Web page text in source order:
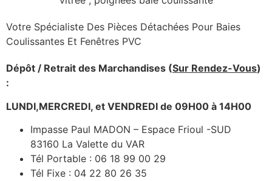
Votre Spécialiste Des Pièces Détachées Pour Baies
Coulissantes Et Fenêtres PVC
Dépôt / Retrait des Marchandises (Sur Rendez-Vous)
:
LUNDI,MERCREDI, et VENDREDI de 09H00 à 14H00
Impasse Paul MADON – Espace Frioul -SUD
83160 La Valette du VAR
Tél Portable : 06 18 99 00 29
Tél Fixe : 04 22 80 26 35